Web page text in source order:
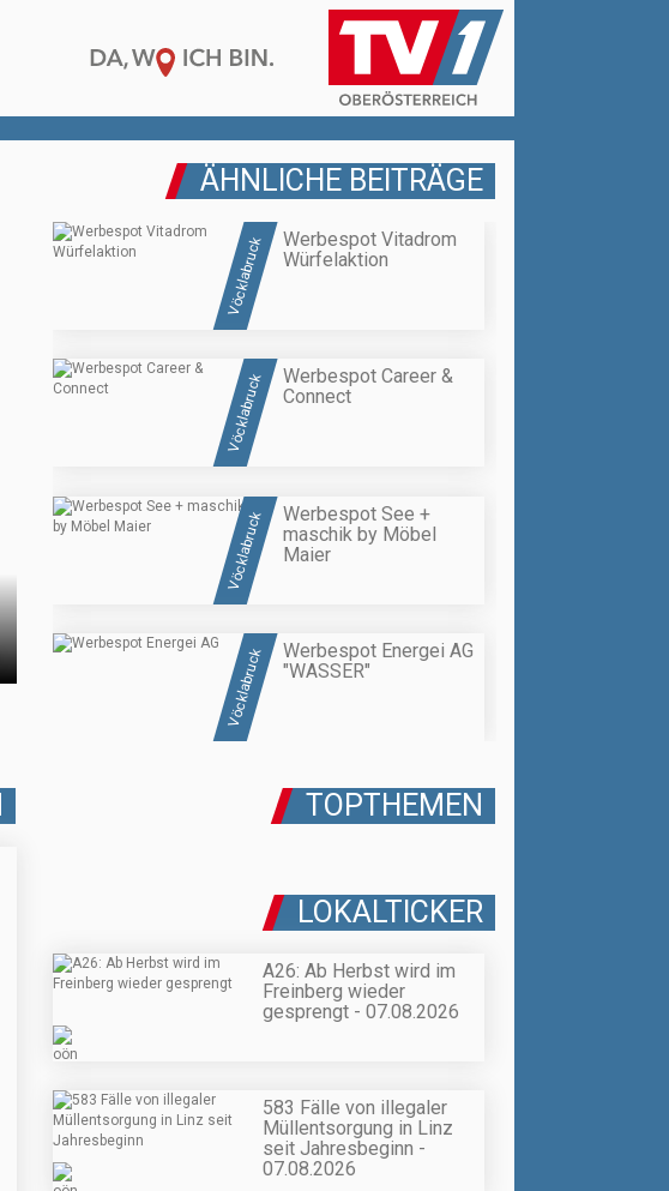
ÄHNLICHE BEITRÄGE
Vöcklabruck
Werbespot Vitadrom
Würfelaktion
Vöcklabruck
Werbespot Career &
Connect
Vöcklabruck
Werbespot See +
maschik by Möbel
Maier
Vöcklabruck
Werbespot Energei AG
"WASSER"
TOPTHEMEN
LOKALTICKER
A26: Ab Herbst wird im
Freinberg wieder
gesprengt - 07.08.2026
583 Fälle von illegaler
Müllentsorgung in Linz
seit Jahresbeginn -
07.08.2026